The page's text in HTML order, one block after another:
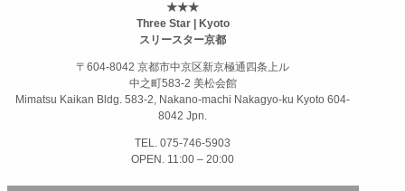
★★★
Three Star | Kyoto
スリースター京都
〒604-8042 京都市中京区新京極通四条上ル
中之町583-2 美松会館
Mimatsu Kaikan Bldg. 583-2, Nakano-machi Nakagyo-ku Kyoto 604-
8042 Jpn.
TEL. 075-746-5903
OPEN. 11:00 – 20:00